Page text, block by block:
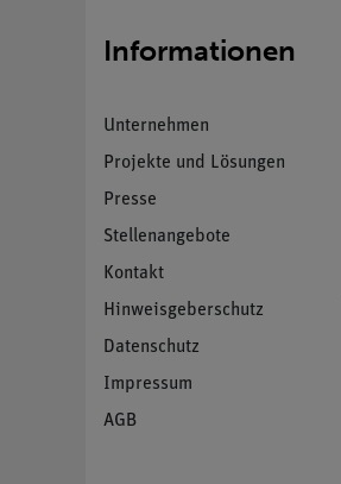
Informationen
Unternehmen
Projekte und Lösungen
Presse
Stellenangebote
Kontakt
Hinweisgeberschutz
Datenschutz
Impressum
AGB